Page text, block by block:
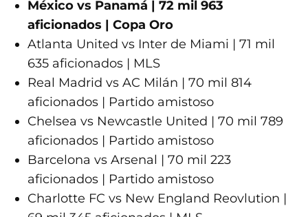
México vs Panamá | 72 mil 963
aficionados | Copa Oro
Atlanta United vs Inter de Miami | 71 mil
635 aficionados | MLS
Real Madrid vs AC Milán | 70 mil 814
aficionados | Partido amistoso
Chelsea vs Newcastle United | 70 mil 789
aficionados | Partido amistoso
Barcelona vs Arsenal | 70 mil 223
aficionados | Partido amistoso
Charlotte FC vs New England Reovlution |